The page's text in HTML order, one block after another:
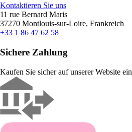
Kontaktieren Sie uns
11 rue Bernard Maris
37270 Montlouis-sur-Loire, Frankreich
+33 1 86 47 62 58
Sichere Zahlung
Kaufen Sie sicher auf unserer Website ein